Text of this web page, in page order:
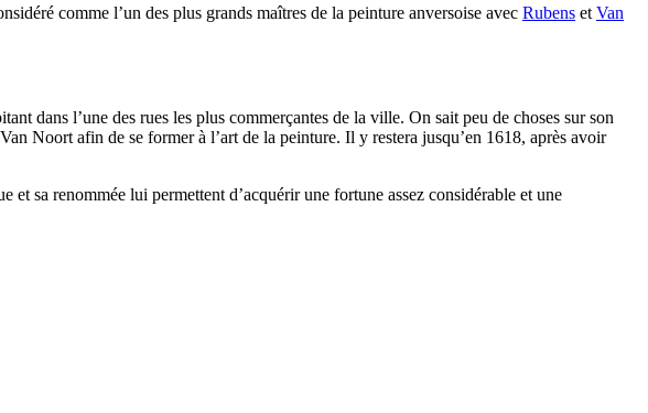
comme l’un des plus grands maîtres de la peinture anversoise avec Rubens et Van
dans l’une des rues les plus commerçantes de la ville. On sait peu de choses sur son
Noort afin de se former à l’art de la peinture. Il y restera jusqu’en 1618, après avoir
et sa renommée lui permettent d’acquérir une fortune assez considérable et une